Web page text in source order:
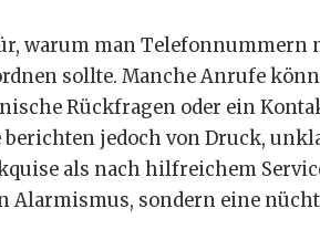
warum man
sollte. Manche Anrufe
Rückfragen oder ein
jedoch von Druck,
als nach hilfreichem
Alarmismus, sondern eine